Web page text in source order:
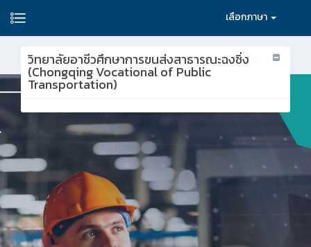
เลือกภาษา
วิทยาลัยอาชีวศึกษาการขนส่งสาธารณะฉงชิ่ง
(Chongqing Vocational of Public
Transportation)